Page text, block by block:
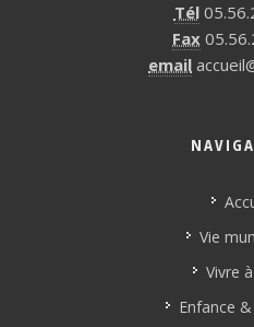
Tél
Fax
email
Vie
Vivre
Enfance